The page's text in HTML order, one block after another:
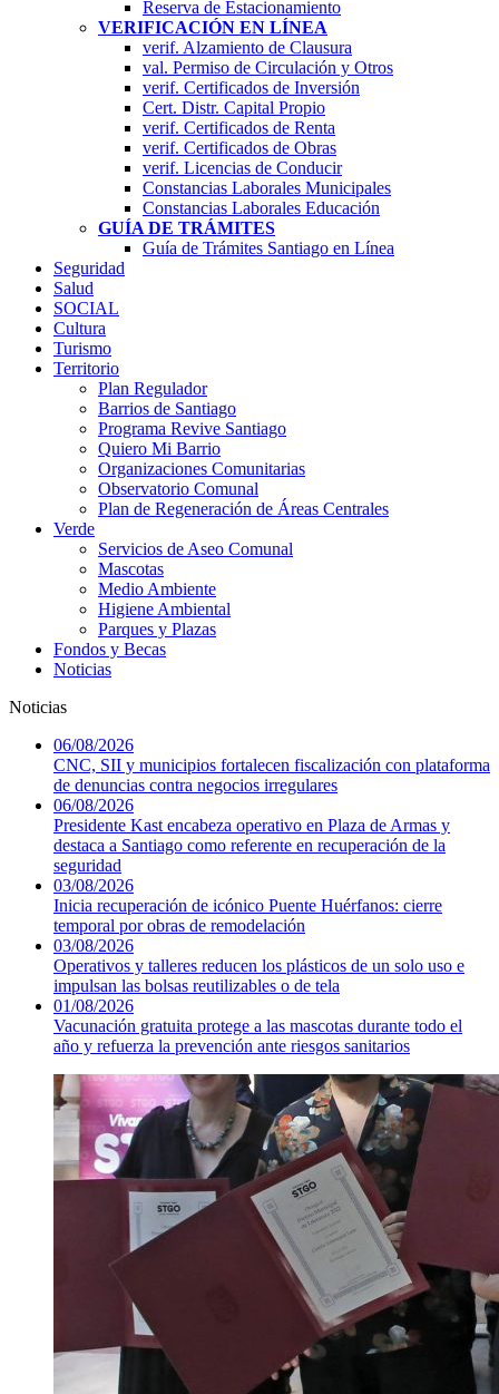
Reserva de Estacionamiento
VERIFICACIÓN EN LÍNEA
verif. Alzamiento de Clausura
val. Permiso de Circulación y Otros
verif. Certificados de Inversión
Cert. Distr. Capital Propio
verif. Certificados de Renta
verif. Certificados de Obras
verif. Licencias de Conducir
Constancias Laborales Municipales
Constancias Laborales Educación
GUÍA DE TRÁMITES
Guía de Trámites Santiago en Línea
Seguridad
Salud
SOCIAL
Cultura
Turismo
Territorio
Plan Regulador
Barrios de Santiago
Programa Revive Santiago
Quiero Mi Barrio
Organizaciones Comunitarias
Observatorio Comunal
Plan de Regeneración de Áreas Centrales
Verde
Servicios de Aseo Comunal
Mascotas
Medio Ambiente
Higiene Ambiental
Parques y Plazas
Fondos y Becas
Noticias
Noticias
06/08/2026
CNC, SII y municipios fortalecen fiscalización con plataforma
de denuncias contra negocios irregulares
06/08/2026
Presidente Kast encabeza operativo en Plaza de Armas y
destaca a Santiago como referente en recuperación de la
seguridad
03/08/2026
Inicia recuperación de icónico Puente Huérfanos: cierre
temporal por obras de remodelación
03/08/2026
Operativos y talleres reducen los plásticos de un solo uso e
impulsan las bolsas reutilizables o de tela
01/08/2026
Vacunación gratuita protege a las mascotas durante todo el
año y refuerza la prevención ante riesgos sanitarios